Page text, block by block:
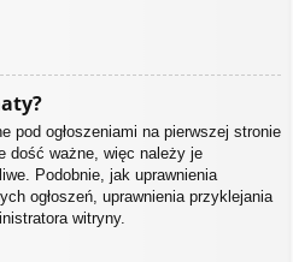
pod ogłoszeniami na pierwszej stronie
dość ważne, więc należy je
Podobnie, jak uprawnienia
ogłoszeń, uprawnienia przyklejania
witryny.